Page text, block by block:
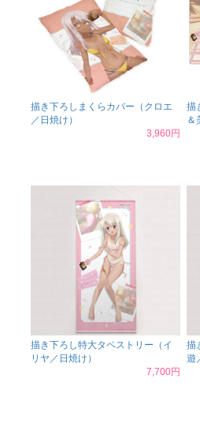
描き下ろしまくらカバー（クロエ
／日焼け）
3,960円
描
＆
描き下ろし特大タペストリー（イ
リヤ／日焼け）
7,700円
描
遊